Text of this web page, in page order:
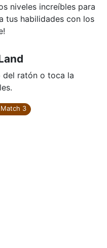
niveles increíbles para
tus habilidades con los
ratón o toca la
3